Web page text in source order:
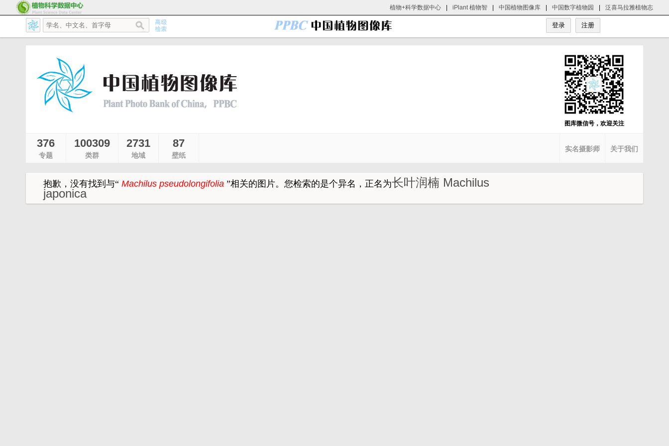
植物+科学数据中心 iPlant 植物智 中国植物图像库 中国数字植物园 泛喜马拉雅植物志
图库微信号，欢迎关注
376
专题
100309
类群
2731
地域
87
壁纸
关于我们
实名摄影师
抱歉，没有找到与“ Machilus pseudolongifolia ”相关的图片。 您检索的是个异名，正名为长叶润楠 Machilus
japonica